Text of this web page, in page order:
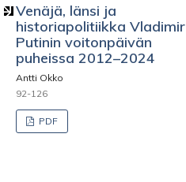
Venäjä, länsi ja
historiapolitiikka Vladimir
Putinin voitonpäivän
puheissa 2012–2024
Antti Okko
92-126
PDF